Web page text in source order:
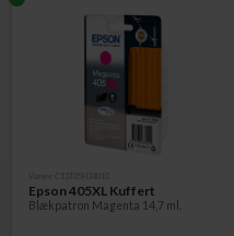
Epson 405XL Kuffert
Blækpatron Magenta 14,7 ml.